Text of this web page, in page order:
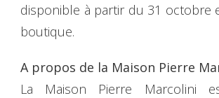
disponible à partir du 31 octobre
boutique.
A propos de la Maison Pierre
La Maison Pierre Marcolini